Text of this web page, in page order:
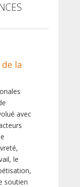
la
avec
le
soutien